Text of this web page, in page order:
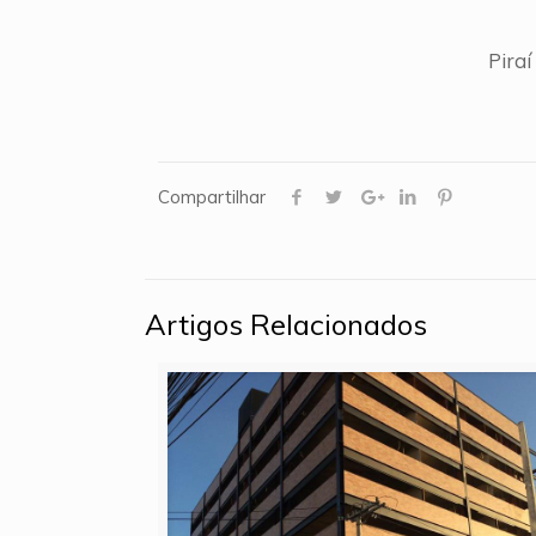
Piraí
Compartilhar
Artigos Relacionados